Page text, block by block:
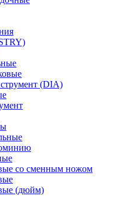
(DIA)
со сменным ножом
(дюйм)